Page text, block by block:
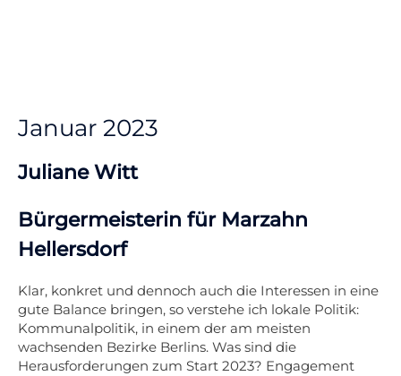
Januar 2023
Juliane Witt
Bürgermeisterin für Marzahn
Hellersdorf
Klar, konkret und dennoch auch die Interessen in eine
gute Balance bringen, so verstehe ich lokale Politik:
Kommunalpolitik, in einem der am meisten
wachsenden Bezirke Berlins. Was sind die
Herausforderungen zum Start 2023? Engagement